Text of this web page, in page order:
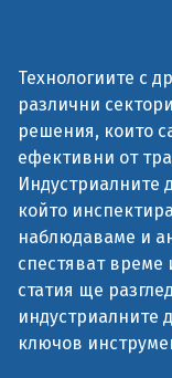
Технологиите с
различни
решения, които
ефективни от
Индустриалните
който
наблюдаваме и
спестяват време
статия ще
индустриалните
ключов